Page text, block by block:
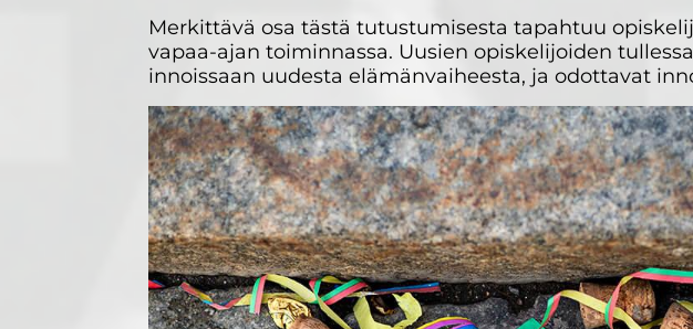
Merkittävä osa tästä tutustumisesta tapahtuu
vapaa-ajan toiminnassa. Uusien opiskelijoiden
innoissaan uudesta elämänvaiheesta, ja odottavat